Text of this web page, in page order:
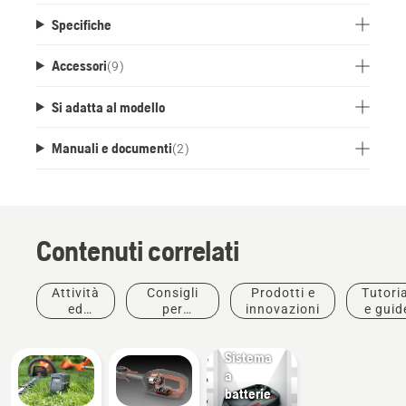
Specifiche
Accessori(9)
Si adatta al modello
Manuali e documenti(2)
Contenuti correlati
Attività
ed
Consigli
per
Prodotti e
innovazioni
e
Prodotti e
Sistema
a
batterie